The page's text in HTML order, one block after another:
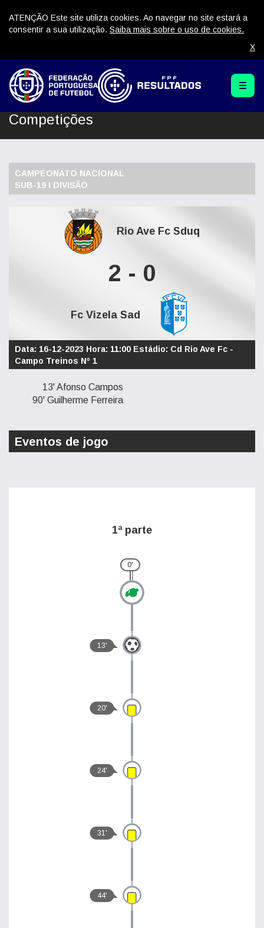
ATENÇÃO Este site utiliza cookies. Ao navegar no site estará a
consentir a sua utilização. Saiba mais sobre o uso de cookies.
X
Competições
CAMPEONATO NACIONAL
SUB-19 I DIVISÃO
Rio Ave Fc Sduq
2 - 0
Fc Vizela Sad
Data: 16-12-2023 Hora: 11:00 Estádio: Cd Rio Ave Fc -
Campo Treinos Nº 1
13' Afonso Campos
90' Guilherme Ferreira
Eventos de jogo
1ª parte
0'
13'
20'
24'
31'
44'